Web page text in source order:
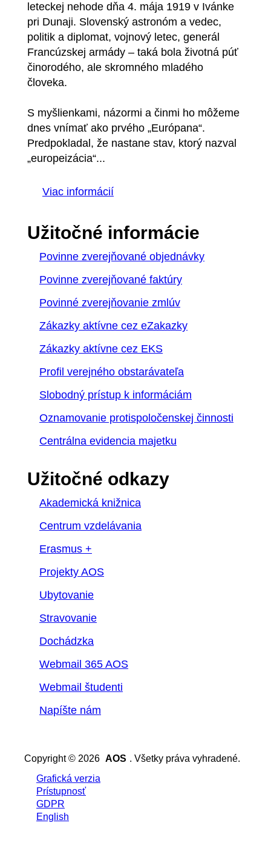
leteckej nehode dňa 4. mája 1919 v Ivánke
pri Dunaji. Slovenský astronóm a vedec,
politik a diplomat, vojnový letec, generál
Francúzskej armády – taká bola životná púť
činorodého, ale skromného mladého
človeka.
S myšlienkami, názormi a činmi ho môžeme
dnes vnímať ako prvého „Európana“.
Predpokladal, že nastane stav, ktorý nazval
„europeizácia“...
Viac informácií
Užitočné informácie
Povinne zverejňované objednávky
Povinne zverejňované faktúry
Povinné zverejňovanie zmlúv
Zákazky aktívne cez eZakazky
Zákazky aktívne cez EKS
Profil verejného obstarávateľa
Slobodný prístup k informáciám
Oznamovanie protispoločenskej činnosti
Centrálna evidencia majetku
Užitočné odkazy
Akademická knižnica
Centrum vzdelávania
Erasmus +
Projekty AOS
Ubytovanie
Stravovanie
Dochádzka
Webmail 365 AOS
Webmail študenti
Napíšte nám
Copyright © 2026 AOS . Všetky práva vyhradené.
Grafická verzia
Prístupnosť
GDPR
English